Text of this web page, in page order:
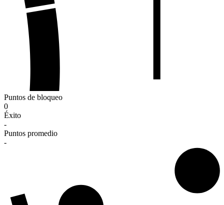
Puntos de bloqueo
0
Éxito
-
Puntos promedio
-